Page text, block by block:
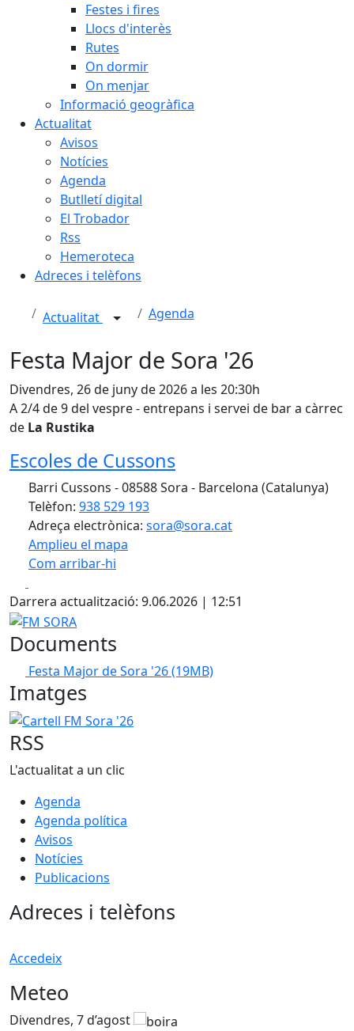
Festes i fires
Llocs d'interès
Rutes
On dormir
On menjar
Informació geogràfica
Actualitat
Avisos
Notícies
Agenda
Butlletí digital
El Trobador
Rss
Hemeroteca
Adreces i telèfons
Actualitat Agenda
Festa Major de Sora '26
Divendres, 26 de juny de 2026 a les 20:30h
A 2/4 de 9 del vespre - entrepans i servei de bar a càrrec
de La Rustika
Escoles de Cussons
Barri Cussons - 08588 Sora - Barcelona (Catalunya)
Telèfon: 938 529 193
Adreça electrònica: sora@sora.cat
Amplieu el mapa
Com arribar-hi
+
−
Darrera actualització: 9.06.2026 | 12:51
FM SORA
Documents
Festa Major de Sora '26(19MB)
Imatges
Cartell FM Sora '26
RSS
L'actualitat a un clic
Agenda
Agenda política
Avisos
Notícies
Publicacions
Adreces i telèfons
Accedeix
Meteo
Divendres, 7 d’agost